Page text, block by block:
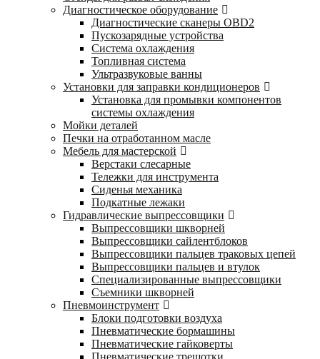
Диагностическое оборудование
Диагностические сканеры OBD2
Пускозарядные устройства
Система охлаждения
Топливная система
Ультразвуковые ванны
Установки для заправки кондиционеров
Установка для промывки компонентов
системы охлаждения
Мойки деталей
Печки на отработанном масле
Мебель для мастерской
Верстаки слесарные
Тележки для инструмента
Сиденья механика
Подкатные лежаки
Гидравлические выпрессовщики
Выпрессовщики шкворней
Выпрессовщики сайлентблоков
Выпрессовщики пальцев траковых цепей
Выпрессовщики пальцев и втулок
Специализированные выпрессовщики
Cъемники шкворней
Пневмоинструмент
Блоки подготовки воздуха
Пневматические бормашины
Пневматические гайковерты
Пневматические трещотки